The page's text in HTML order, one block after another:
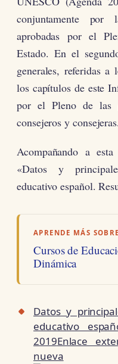
conjuntamente por
aprobadas por el
Estado. En el
generales, referidas a
los capítulos de este
por el Pleno de las
consejeros y consejeras.
Acompañando a
«Datos y
educativo español.
APRENDE MÁS
Cursos de
Dinámica
Datos y
educativo
2019Enlace
nueva